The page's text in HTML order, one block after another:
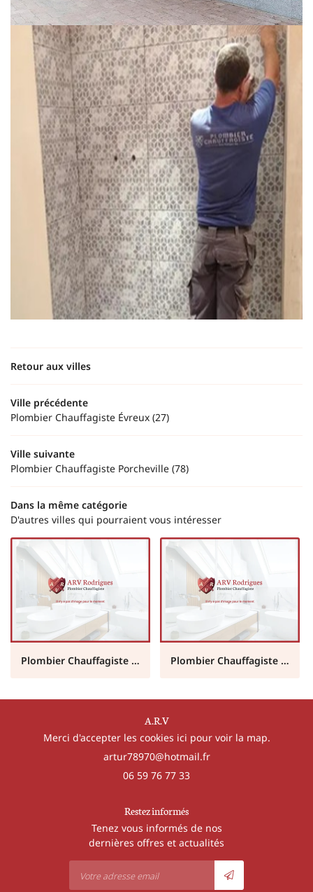
Retour aux villes
Ville précédente
Plombier Chauffagiste Évreux (27)
Ville suivante
Plombier Chauffagiste Porcheville (78)
Dans la même catégorie
D'autres villes qui pourraient vous intéresser
Plombier Chauffagiste Gaillon (27) Plombier Chauffagiste Évreux (27)
A.R.V
Merci d'accepter les cookies ici pour voir la map.
06 59 76 77 33
Restez informés
Tenez vous informés de nos
dernières offres et actualités